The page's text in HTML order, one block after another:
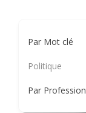
Par Mot clé
Politique
Par Profession